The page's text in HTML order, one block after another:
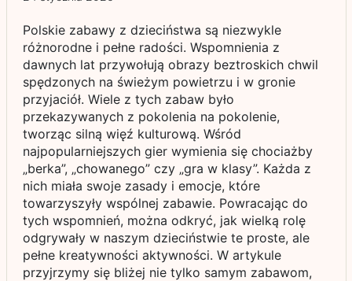
Polskie zabawy z dzieciństwa są niezwykle
różnorodne i pełne radości. Wspomnienia z
dawnych lat przywołują obrazy beztroskich chwil
spędzonych na świeżym powietrzu i w gronie
przyjaciół. Wiele z tych zabaw było
przekazywanych z pokolenia na pokolenie,
tworząc silną więź kulturową. Wśród
najpopularniejszych gier wymienia się chociażby
„berka”, „chowanego” czy „gra w klasy”. Każda z
nich miała swoje zasady i emocje, które
towarzyszyły wspólnej zabawie. Powracając do
tych wspomnień, można odkryć, jak wielką rolę
odgrywały w naszym dzieciństwie te proste, ale
pełne kreatywności aktywności. W artykule
przyjrzymy się bliżej nie tylko samym zabawom,